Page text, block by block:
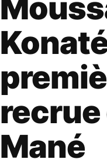
recrue
Mané